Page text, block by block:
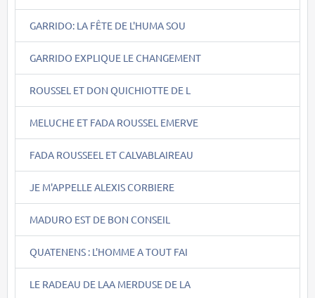
GARRIDO: LA FÊTE DE L'HUMA SOU
GARRIDO EXPLIQUE LE CHANGEMENT
ROUSSEL ET DON QUICHIOTTE DE L
MELUCHE ET FADA ROUSSEL EMERVE
FADA ROUSSEEL ET CALVABLAIREAU
JE M'APPELLE ALEXIS CORBIERE
MADURO EST DE BON CONSEIL
QUATENENS : L'HOMME A TOUT FAI
LE RADEAU DE LAA MERDUSE DE LA